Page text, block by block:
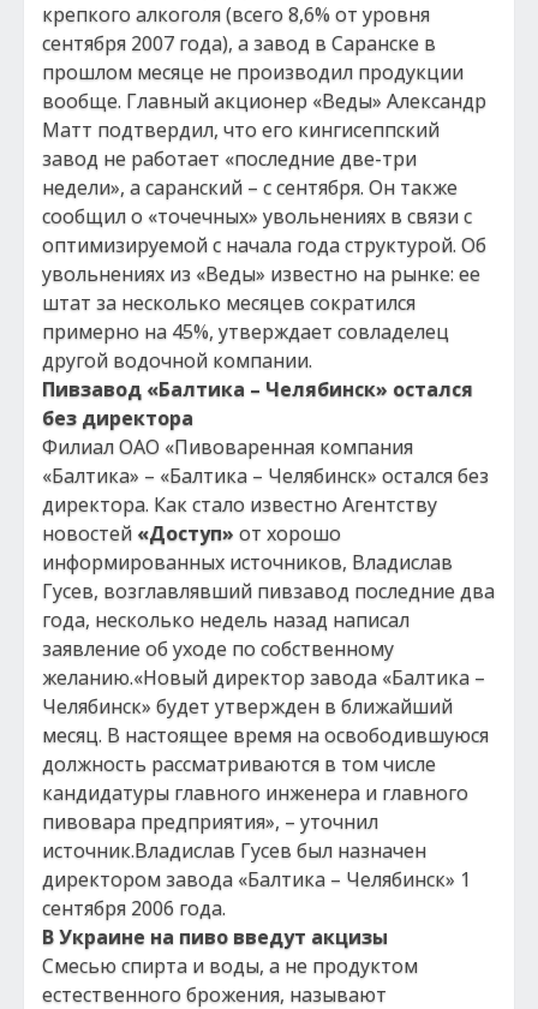
крепкого алкоголя (всего 8,6% от уровня
сентября 2007 года), а завод в Саранске в
прошлом месяце не производил продукции
вообще. Главный акционер «Веды» Александр
Матт подтвердил, что его кингисеппский
завод не работает «последние две-три
недели», а саранский – с сентября. Он также
сообщил о «точечных» увольнениях в связи с
оптимизируемой с начала года структурой. Об
увольнениях из «Веды» известно на рынке: ее
штат за несколько месяцев сократился
примерно на 45%, утверждает совладелец
другой водочной компании.
Пивзавод «Балтика – Челябинск» остался
без директора
Филиал ОАО «Пивоваренная компания
«Балтика» – «Балтика – Челябинск» остался без
директора. Как стало известно Агентству
новостей «Доступ» от хорошо
информированных источников, Владислав
Гусев, возглавлявший пивзавод последние два
года, несколько недель назад написал
заявление об уходе по собственному
желанию.«Новый директор завода «Балтика –
Челябинск» будет утвержден в ближайший
месяц. В настоящее время на освободившуюся
должность рассматриваются в том числе
кандидатуры главного инженера и главного
пивовара предприятия», – уточнил
источник.Владислав Гусев был назначен
директором завода «Балтика – Челябинск» 1
сентября 2006 года.
В Украине на пиво введут акцизы
Смесью спирта и воды, а не продуктом
естественного брожения, называют